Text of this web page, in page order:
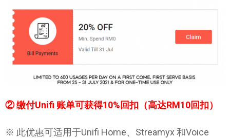
② 缴付Unifi 账单可获得10%回扣（高达RM10回扣）
※ 此优惠可适用于Unifi Home、Streamyx 和Voice